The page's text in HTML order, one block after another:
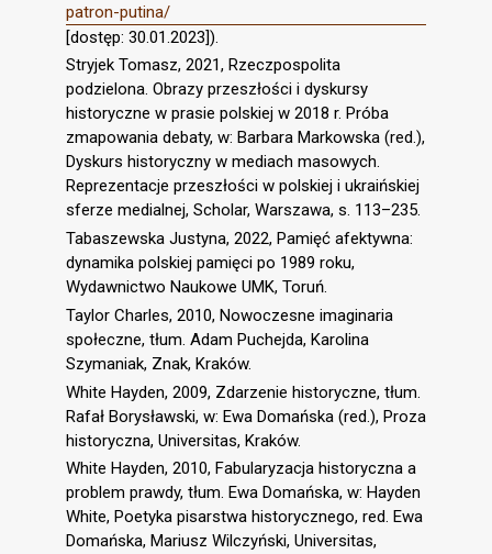
patron-putina/
[dostęp: 30.01.2023]).
Stryjek Tomasz, 2021, Rzeczpospolita
podzielona. Obrazy przeszłości i dyskursy
historyczne w prasie polskiej w 2018 r. Próba
zmapowania debaty, w: Barbara Markowska (red.),
Dyskurs historyczny w mediach masowych.
Reprezentacje przeszłości w polskiej i ukraińskiej
sferze medialnej, Scholar, Warszawa, s. 113–235.
Tabaszewska Justyna, 2022, Pamięć afektywna:
dynamika polskiej pamięci po 1989 roku,
Wydawnictwo Naukowe UMK, Toruń.
Taylor Charles, 2010, Nowoczesne imaginaria
społeczne, tłum. Adam Puchejda, Karolina
Szymaniak, Znak, Kraków.
White Hayden, 2009, Zdarzenie historyczne, tłum.
Rafał Borysławski, w: Ewa Domańska (red.), Proza
historyczna, Universitas, Kraków.
White Hayden, 2010, Fabularyzacja historyczna a
problem prawdy, tłum. Ewa Domańska, w: Hayden
White, Poetyka pisarstwa historycznego, red. Ewa
Domańska, Mariusz Wilczyński, Universitas,